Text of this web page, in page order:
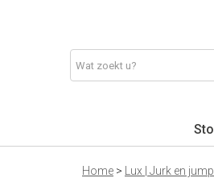
Home > Lux | Jurk en